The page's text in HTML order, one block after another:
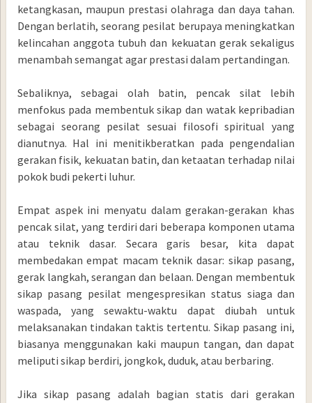
ketangkasan, maupun prestasi olahraga dan daya tahan.
Dengan berlatih, seorang pesilat berupaya meningkatkan
kelincahan anggota tubuh dan kekuatan gerak sekaligus
menambah semangat agar prestasi dalam pertandingan.
Sebaliknya, sebagai olah batin, pencak silat lebih
menfokus pada membentuk sikap dan watak kepribadian
sebagai seorang pesilat sesuai filosofi spiritual yang
dianutnya. Hal ini menitikberatkan pada pengendalian
gerakan fisik, kekuatan batin, dan ketaatan terhadap nilai
pokok budi pekerti luhur.
Empat aspek ini menyatu dalam gerakan-gerakan khas
pencak silat, yang terdiri dari beberapa komponen utama
atau teknik dasar. Secara garis besar, kita dapat
membedakan empat macam teknik dasar: sikap pasang,
gerak langkah, serangan dan belaan. Dengan membentuk
sikap pasang pesilat mengespresikan status siaga dan
waspada, yang sewaktu-waktu dapat diubah untuk
melaksanakan tindakan taktis tertentu. Sikap pasang ini,
biasanya menggunakan kaki maupun tangan, dan dapat
meliputi sikap berdiri, jongkok, duduk, atau berbaring.
Jika sikap pasang adalah bagian statis dari gerakan